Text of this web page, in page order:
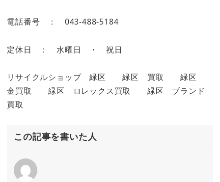
電話番号 ： 043-488-5184
定休日 ： 水曜日 ・ 祝日
リサイクルショップ 緑区 緑区 買取 緑区
金買取 緑区 ロレックス買取 緑区 ブランド
買取
この記事を書いた人